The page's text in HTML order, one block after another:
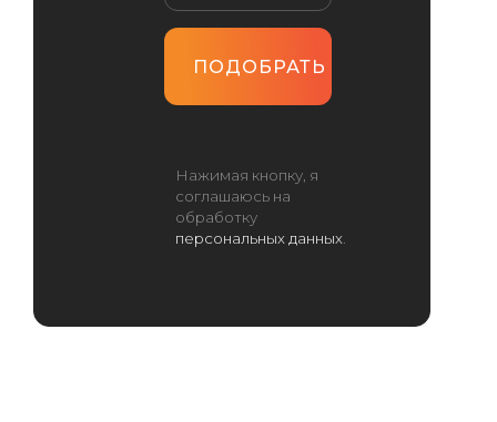
Нажимая кнопку, я
соглашаюсь на
обработку
персональных данных